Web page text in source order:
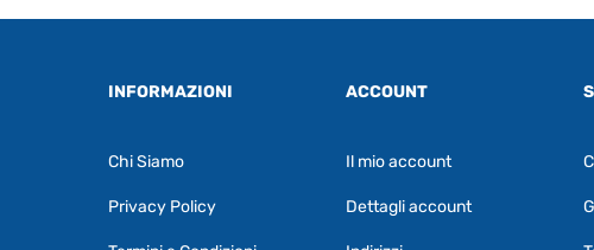
INFORMAZIONI
Chi Siamo
Privacy Policy
ACCOUNT
Il mio account
Dettagli account